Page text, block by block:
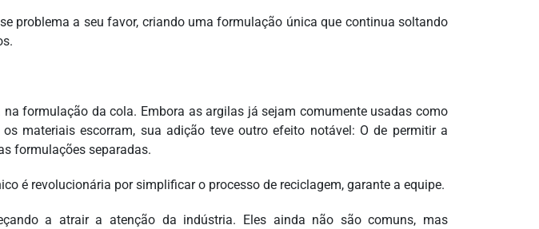
problema a seu favor, criando uma formulação única que continua soltando
formulação da cola. Embora as argilas já sejam comumente usadas como
materiais escorram, sua adição teve outro efeito notável: O de permitir a
formulações separadas.
é revolucionária por simplificar o processo de reciclagem, garante a equipe.
a atrair a atenção da indústria. Eles ainda não são comuns, mas